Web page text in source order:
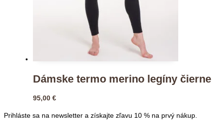
Dámske termo merino legíny čierne
95,00 €
Prihláste sa na newsletter a získajte zľavu 10 % na prvý nákup.